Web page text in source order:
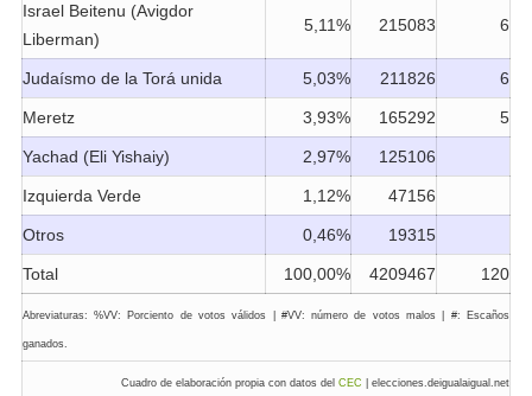
Israel Beitenu (Avigdor
Liberman)
5,11% 215083 6
Judaísmo de la Torá unida 5,03% 211826 6
Meretz 3,93% 165292 5
Yachad (Eli Yishaiy) 2,97% 125106
Izquierda Verde 1,12% 47156
Otros 0,46% 19315
Total 100,00% 4209467 120
Abreviaturas: %VV: Porciento de votos válidos | #VV: número de votos malos | #: Escaños
ganados.
Cuadro de elaboración propia con datos del CEC | elecciones.deigualaigual.net